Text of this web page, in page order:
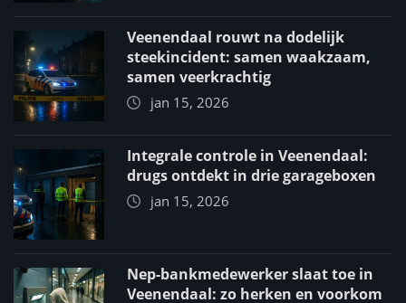
Veenendaal rouwt na dodelijk
steekincident: samen waakzaam,
samen veerkrachtig
jan 15, 2026
Integrale controle in Veenendaal:
drugs ontdekt in drie garageboxen
jan 15, 2026
Nep-bankmedewerker slaat toe in
Veenendaal: zo herken en voorkom